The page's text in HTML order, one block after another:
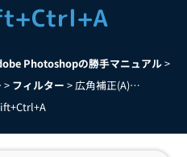
Photoshopの勝手マニュアル>
> フィルター > 広角補正(A)…